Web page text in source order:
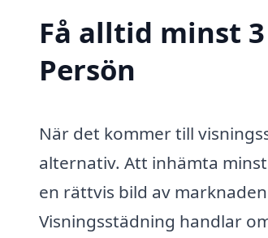
Få alltid minst
Persön
När det kommer till
alternativ. Att inhämta
en rättvis bild av
Visningsstädning handlar